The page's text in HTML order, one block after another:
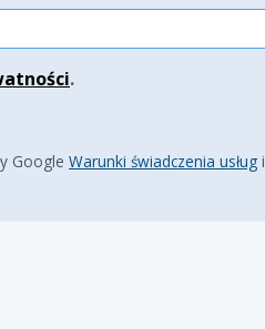
.
Google Warunki świadczenia usług i